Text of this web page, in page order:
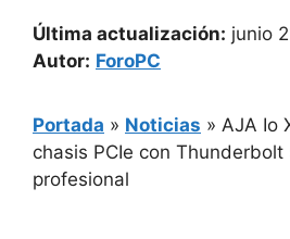
Última actualización: junio
Autor: ForoPC
Portada » Noticias » AJA Io
chasis PCIe con
profesional